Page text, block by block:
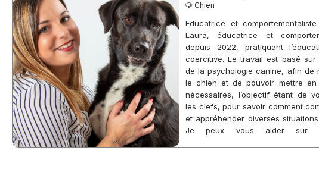
🐶 Chien
Educatrice et
Laura, éducatrice et
depuis 2022, pratiquant
coercitive. Le travail est basé sur
de la psychologie canine, afin de
le chien et de pouvoir mettre
nécessaires, l’objectif étant de
les clefs, pour savoir comment
et appréhender diverses
Je peux vous aider sur